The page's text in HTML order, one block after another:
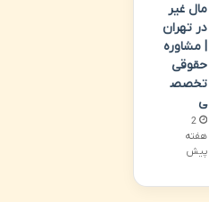
مال غیر
در تهران
| مشاوره
حقوقی
تخصص
ی
2
هفته
پیش